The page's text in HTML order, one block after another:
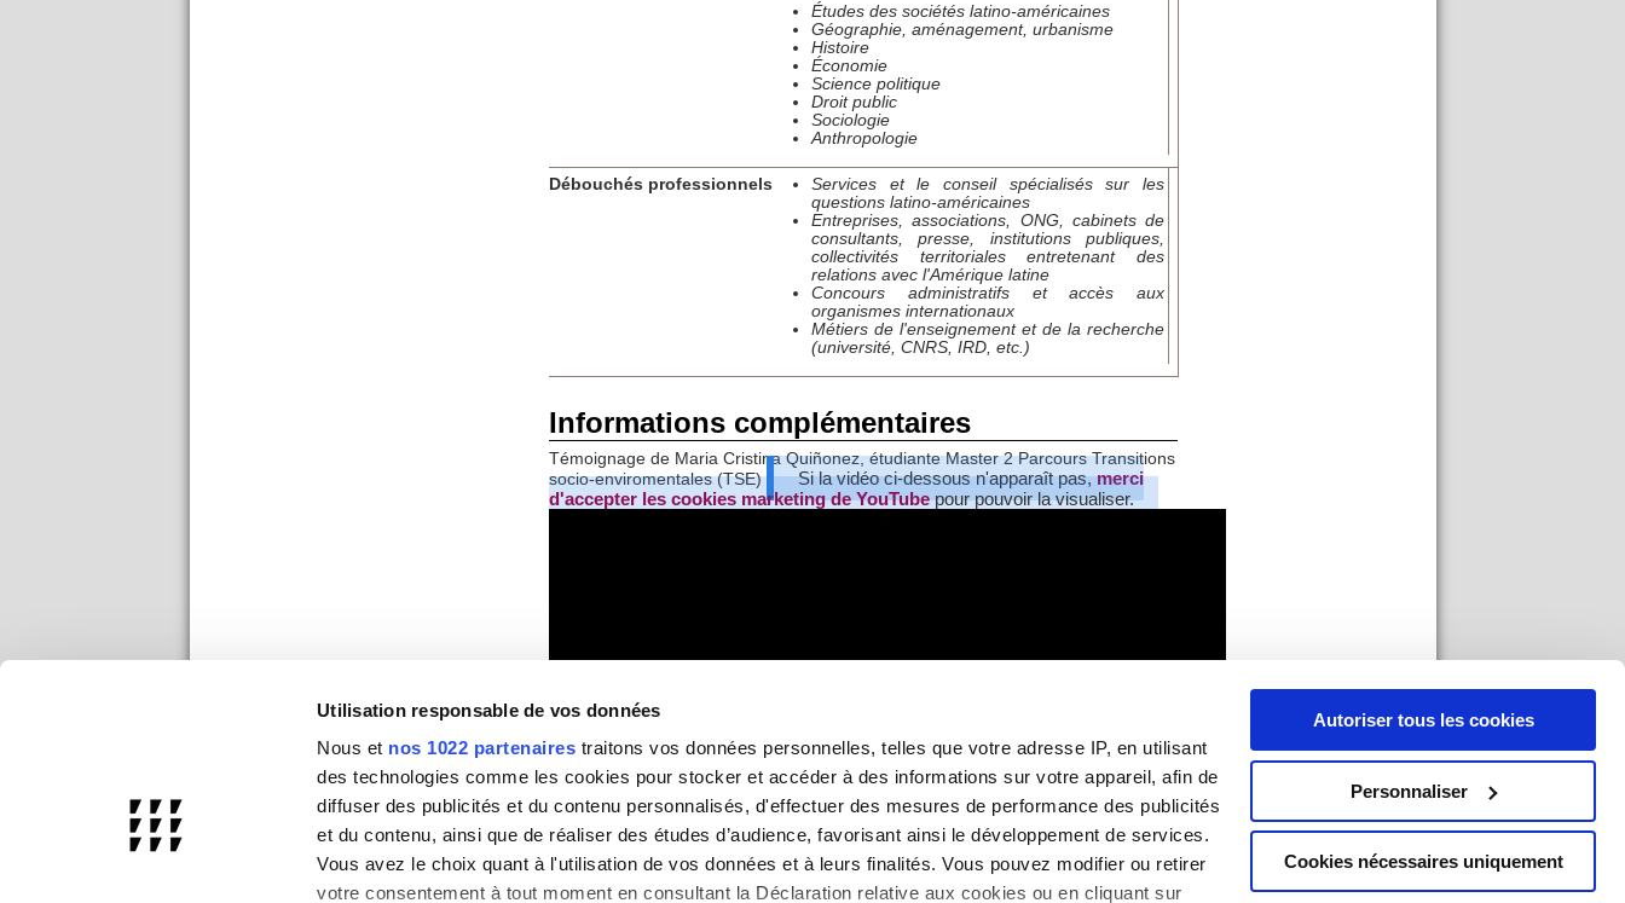
Utilisation responsable de vos données
Nous et nos 1022 partenaires traitons vos données personnelles, telles que votre adresse IP, en utilisant
des technologies comme les cookies pour stocker et accéder à des informations sur votre appareil, afin de
diffuser des publicités et du contenu personnalisés, d'effectuer des mesures de performance des publicités
et du contenu, ainsi que de réaliser des études d’audience, favorisant ainsi le développement de services.
Vous avez le choix quant à l'utilisation de vos données et à leurs finalités. Vous pouvez modifier ou retirer
votre consentement à tout moment en consultant la Déclaration relative aux cookies ou en cliquant sur
Autoriser tous les cookies
Personnaliser
Cookies nécessaires uniquement
Études des sociétés latino-américaines
Géographie, aménagement, urbanisme
Histoire
Économie
Science politique
Droit public
Sociologie
Anthropologie
Débouchés professionnels
Services et le conseil spécialisés sur les
questions latino-américaines
Entreprises, associations, ONG, cabinets de
consultants, presse, institutions publiques,
collectivités territoriales entretenant des
relations avec l'Amérique latine
Concours administratifs et accès aux
organismes internationaux
Métiers de l'enseignement et de la recherche
(université, CNRS, IRD, etc.)
Informations complémentaires
Témoignage de Maria Cristina Quiñonez, étudiante Master 2 Parcours Transitions
socio-enviromentales (TSE)
Si la vidéo ci-dessous n'apparaît pas,merci
d'accepter les cookies marketing de YouTubepour pouvoir la visualiser.